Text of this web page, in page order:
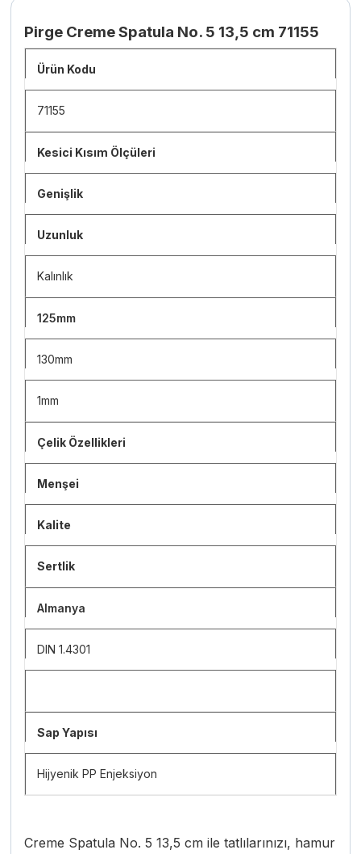
Pirge Creme Spatula No. 5 13,5 cm 71155
Ürün Kodu
71155
Kesici Kısım Ölçüleri
Genişlik
Uzunluk
Kalınlık
125mm
130mm
1mm
Çelik Özellikleri
Menşei
Kalite
Sertlik
Almanya
DIN 1.4301
Sap Yapısı
Hijyenik PP Enjeksiyon
Creme Spatula No. 5 13,5 cm ile tatlılarınızı, hamur